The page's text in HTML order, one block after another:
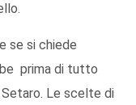
se si chiede
prima di tutto
Le scelte di